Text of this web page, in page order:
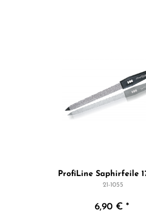
ProfiLine Saphirfeile
21-1055
6,90 € *